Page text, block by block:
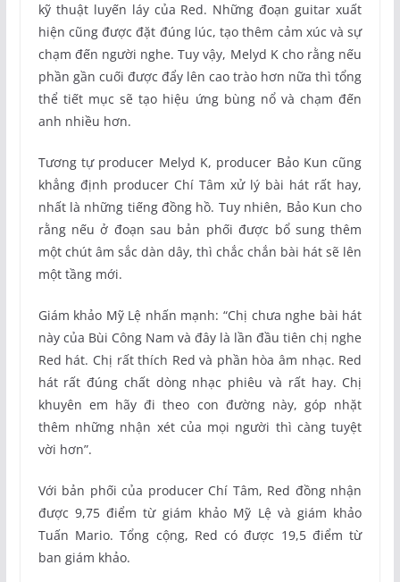
kỹ thuật luyến láy của Red. Những đoạn guitar xuất
hiện cũng được đặt đúng lúc, tạo thêm cảm xúc và sự
chạm đến người nghe. Tuy vậy, Melyd K cho rằng nếu
phần gần cuối được đẩy lên cao trào hơn nữa thì tổng
thể tiết mục sẽ tạo hiệu ứng bùng nổ và chạm đến
anh nhiều hơn.
Tương tự producer Melyd K, producer Bảo Kun cũng
khẳng định producer Chí Tâm xử lý bài hát rất hay,
nhất là những tiếng đồng hồ. Tuy nhiên, Bảo Kun cho
rằng nếu ở đoạn sau bản phối được bổ sung thêm
một chút âm sắc dàn dây, thì chắc chắn bài hát sẽ lên
một tầng mới.
Giám khảo Mỹ Lệ nhấn mạnh: “Chị chưa nghe bài hát
này của Bùi Công Nam và đây là lần đầu tiên chị nghe
Red hát. Chị rất thích Red và phần hòa âm nhạc. Red
hát rất đúng chất dòng nhạc phiêu và rất hay. Chị
khuyên em hãy đi theo con đường này, góp nhặt
thêm những nhận xét của mọi người thì càng tuyệt
vời hơn”.
Với bản phối của producer Chí Tâm, Red đồng nhận
được 9,75 điểm từ giám khảo Mỹ Lệ và giám khảo
Tuấn Mario. Tổng cộng, Red có được 19,5 điểm từ
ban giám khảo.